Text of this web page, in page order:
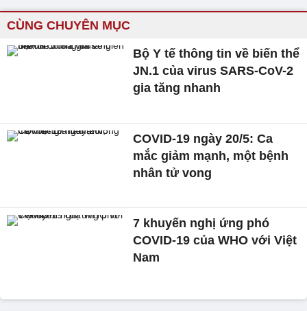
CÙNG CHUYÊN MỤC
Bộ Y tế thông tin về biến thể
JN.1 của virus SARS-CoV-2
gia tăng nhanh
COVID-19 ngày 20/5: Ca
mắc giảm mạnh, một bệnh
nhân tử vong
7 khuyến nghị ứng phó
COVID-19 của WHO với Việt
Nam